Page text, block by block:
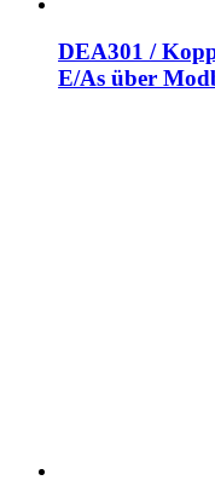
DEA301 /
E/As über